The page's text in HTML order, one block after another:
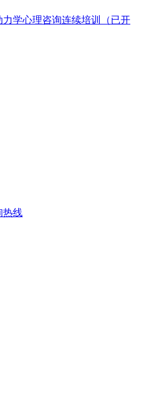
力学心理咨询连续培训（已开
热线